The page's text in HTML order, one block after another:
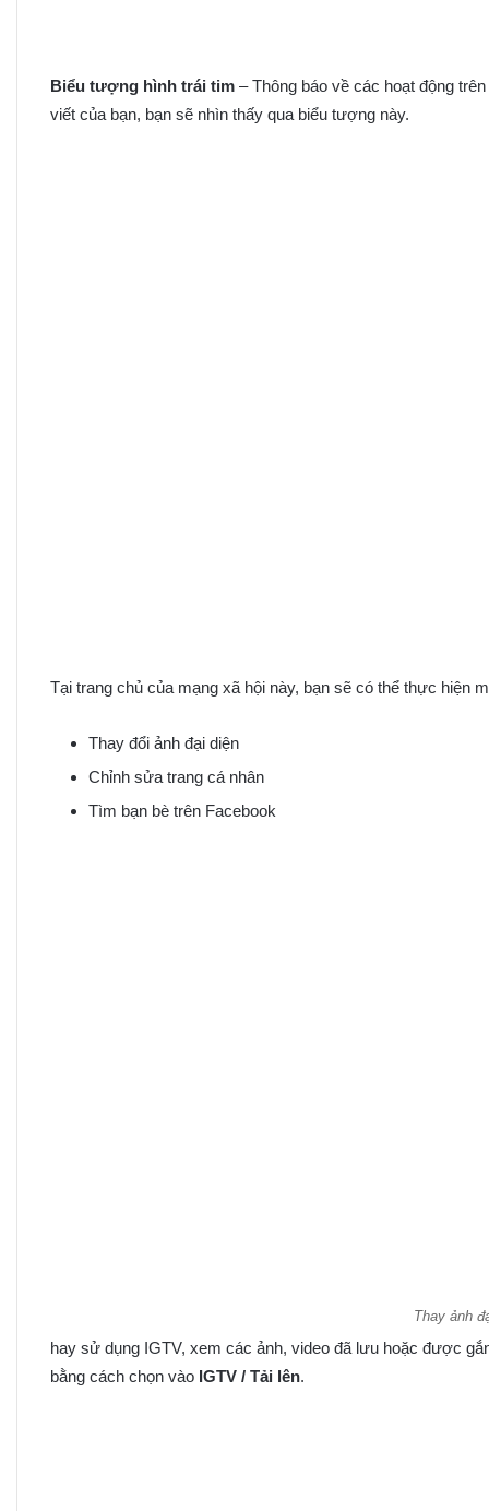
Biểu tượng hình trái tim – Thông báo về các hoạt động
viết của bạn, bạn sẽ nhìn thấy qua biểu tượng này.
Tại trang chủ của mạng xã hội này, bạn sẽ có thể thực hiện
Thay đổi ảnh đại diện
Chỉnh sửa trang cá nhân
Tìm bạn bè trên Facebook
Thay ảnh
hay sử dụng IGTV, xem các ảnh, video đã lưu hoặc được
bằng cách chọn vào IGTV / Tải lên.